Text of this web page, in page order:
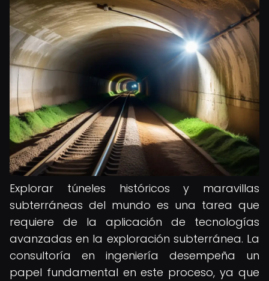
Explorar túneles históricos y maravillas
subterráneas del mundo es una tarea que
requiere de la aplicación de tecnologías
avanzadas en la exploración subterránea. La
consultoría en ingeniería desempeña un
papel fundamental en este proceso, ya que